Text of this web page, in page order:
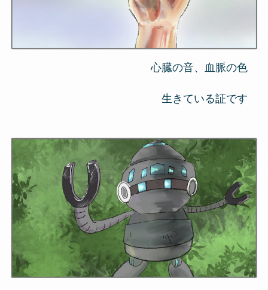
心臓の音、血脈の色
生きている証です